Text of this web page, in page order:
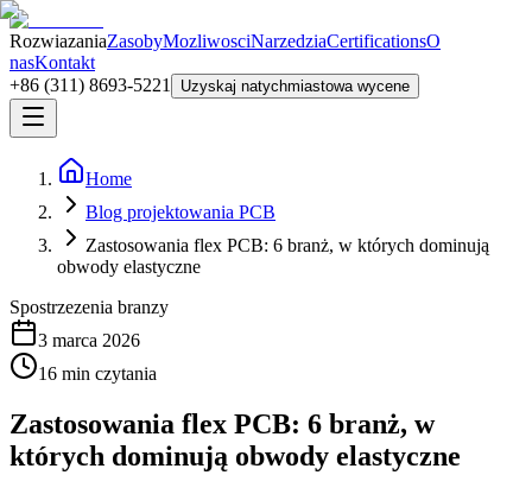
RozwiazaniaZasobyMozliwosciNarzedziaCertificationsO
nasKontakt
+86 (311) 8693-5221
Uzyskaj natychmiastowa wycene
Home
Blog projektowania PCB
Zastosowania flex PCB: 6 branż, w których dominują
obwody elastyczne
Spostrzezenia branzy
3 marca 2026
16 min czytania
Zastosowania flex PCB: 6 branż, w
których dominują obwody elastyczne